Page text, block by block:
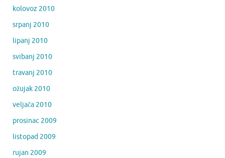
kolovoz 2010
srpanj 2010
lipanj 2010
svibanj 2010
travanj 2010
ožujak 2010
veljača 2010
prosinac 2009
listopad 2009
rujan 2009